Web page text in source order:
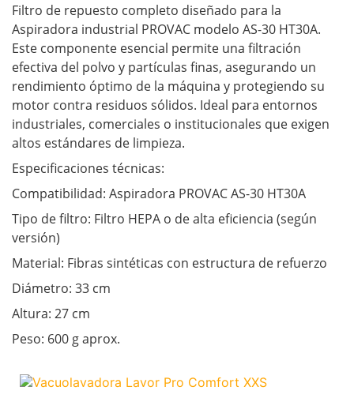
Filtro de repuesto completo diseñado para la
Aspiradora industrial PROVAC modelo AS-30 HT30A.
Este componente esencial permite una filtración
efectiva del polvo y partículas finas, asegurando un
rendimiento óptimo de la máquina y protegiendo su
motor contra residuos sólidos. Ideal para entornos
industriales, comerciales o institucionales que exigen
altos estándares de limpieza.
Especificaciones técnicas:
Compatibilidad: Aspiradora PROVAC AS-30 HT30A
Tipo de filtro: Filtro HEPA o de alta eficiencia (según
versión)
Material: Fibras sintéticas con estructura de refuerzo
Diámetro: 33 cm
Altura: 27 cm
Peso: 600 g aprox.